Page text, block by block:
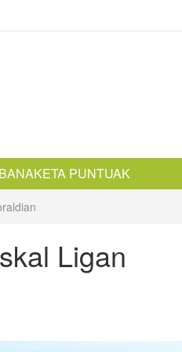
BANAKETA PUNTUAK
Ligan